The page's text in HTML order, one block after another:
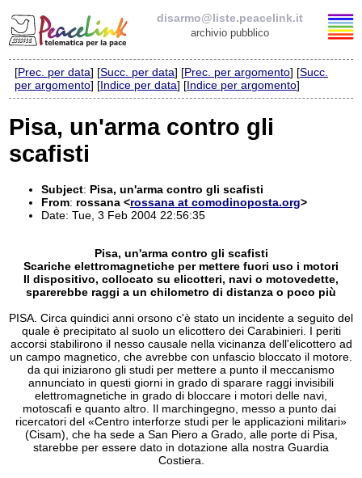
disarmo@liste.peacelink.it
archivio pubblico
Elenco delle liste
Iscrizione / Cancellazione
Policy delle liste di PeaceLink
Richieste di rimozione
[Prec. per data] [Succ. per data] [Prec. per argomento] [Succ.
per argomento] [Indice per data] [Indice per argomento]
Pisa, un'arma contro gli
scafisti
Subject: Pisa, un'arma contro gli scafisti
From: rossana <rossana at comodinoposta.org>
Date: Tue, 3 Feb 2004 22:56:35
Pisa, un'arma contro gli scafisti
Scariche elettromagnetiche per mettere fuori uso i motori
Il dispositivo, collocato su elicotteri, navi o motovedette,
sparerebbe raggi a un chilometro di distanza o poco più
PISA. Circa quindici anni orsono c'è stato un incidente a seguito del
quale è precipitato al suolo un elicottero dei Carabinieri. I periti
accorsi stabilirono il nesso causale nella vicinanza dell'elicottero ad
un campo magnetico, che avrebbe con unfascio bloccato il motore.
da qui iniziarono gli studi per mettere a punto il meccanismo
annunciato in questi giorni in grado di sparare raggi invisibili
elettromagnetiche in grado di bloccare i motori delle navi,
motoscafi e quanto altro. Il marchingegno, messo a punto dai
ricercatori del «Centro interforze studi per le applicazioni militari»
(Cisam), che ha sede a San Piero a Grado, alle porte di Pisa,
starebbe per essere dato in dotazione alla nostra Guardia
Costiera.